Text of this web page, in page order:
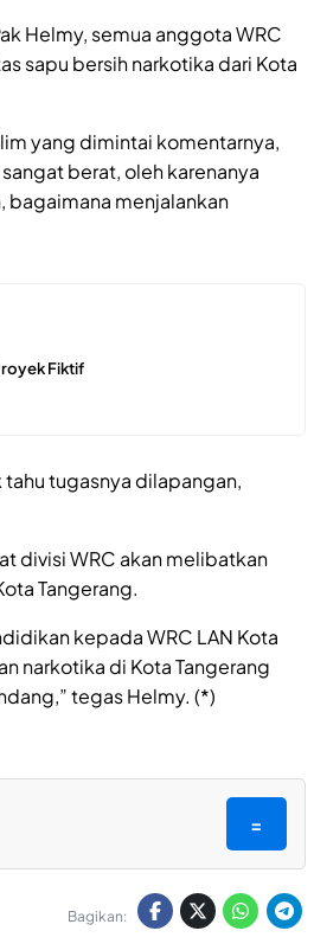
Helmy, semua anggota WRC
sapu bersih narkotika dari Kota
yang dimintai komentarnya,
berat, oleh karenanya
menjalankan
Fiktif
tahu tugasnya dilapangan,
divisi WRC akan melibatkan
Tangerang.
kepada WRC LAN Kota
narkotika di Kota Tangerang
tegas Helmy. (*)
=
Bagikan: